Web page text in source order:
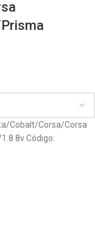
Cobalt/Corsa/Corsa
8v Código: